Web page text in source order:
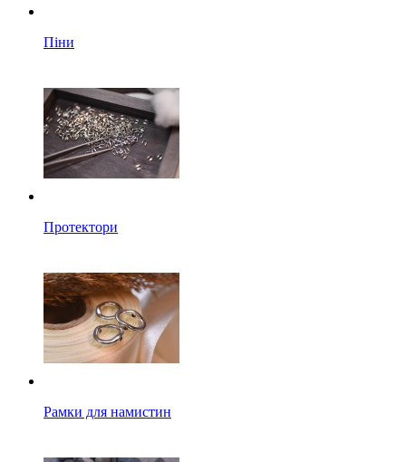
Піни
Протектори
Рамки для намистин